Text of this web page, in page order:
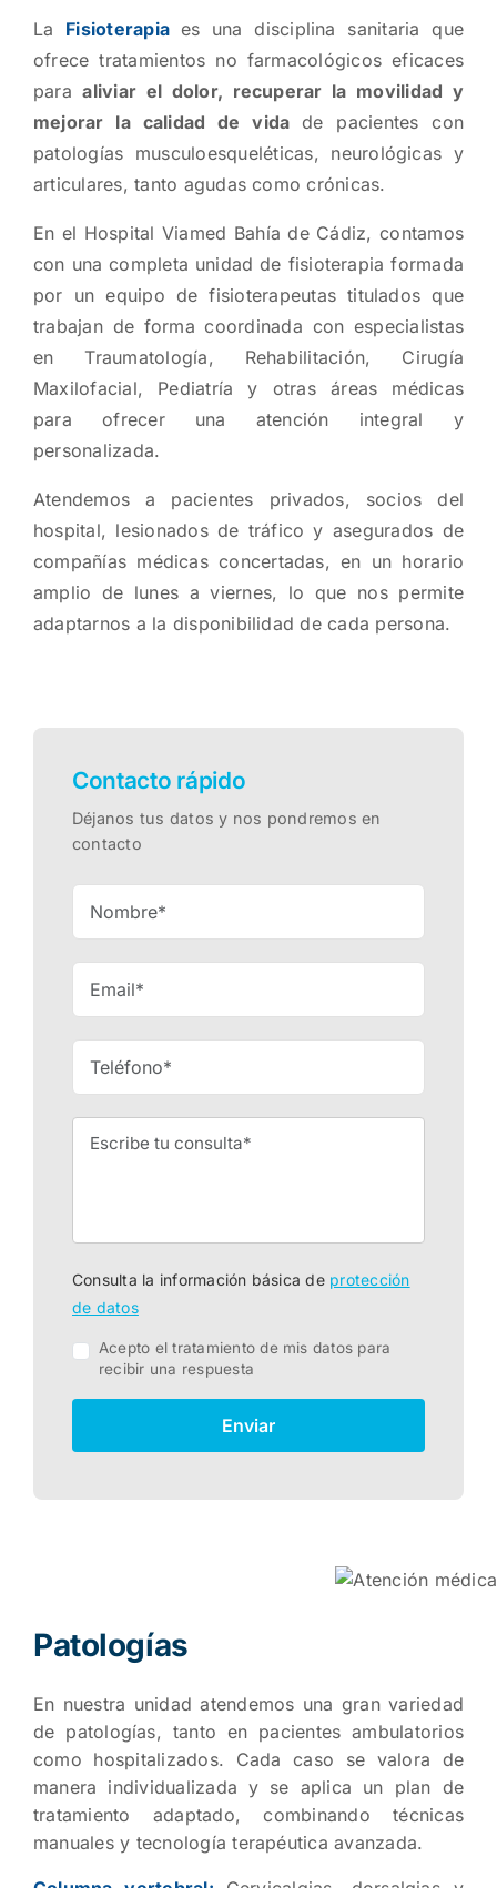
La Fisioterapia es una disciplina sanitaria que
ofrece tratamientos no farmacológicos eficaces
paraaliviar el dolor, recuperar la movilidad y
mejorar la calidad de vidade pacientes con
patologías musculoesqueléticas, neurológicas y
articulares, tanto agudas como crónicas.
En el Hospital Viamed Bahía de Cádiz, contamos
con una completa unidad de fisioterapia formada
por un equipo de fisioterapeutas titulados que
trabajan de forma coordinada con especialistas
en Traumatología, Rehabilitación, Cirugía
Maxilofacial, Pediatría y otras áreas médicas
para ofrecer una atención integral y
personalizada.
Atendemos a pacientes privados, socios del
hospital, lesionados de tráfico y asegurados de
compañías médicas concertadas, en un horario
amplio de lunes a viernes, lo que nos permite
adaptarnos a la disponibilidad de cada persona.
Contacto rápido
Déjanos tus datos y nos pondremos en
contacto
Consulta la información básica de protección
de datos
Acepto el tratamiento de mis datos para
recibir una respuesta
Enviar
Patologías
En nuestra unidad atendemos una gran variedad
de patologías, tanto en pacientes ambulatorios
como hospitalizados. Cada caso se valora de
manera individualizada y se aplica un plan de
tratamiento adaptado, combinando técnicas
manuales y tecnología terapéutica avanzada.